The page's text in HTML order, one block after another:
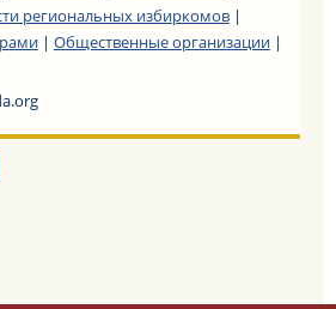
региональных избиркомов|
| Общественные организации|